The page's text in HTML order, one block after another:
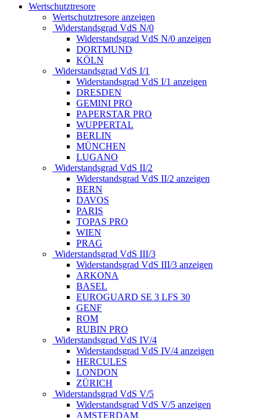
Wertschutztresore
Wertschutztresore anzeigen
Widerstandsgrad VdS N/0
Widerstandsgrad VdS N/0 anzeigen
DORTMUND
KÖLN
Widerstandsgrad VdS I/1
Widerstandsgrad VdS I/1 anzeigen
DRESDEN
GEMINI PRO
PAPERSTAR PRO
WUPPERTAL
BERLIN
MÜNCHEN
LUGANO
Widerstandsgrad VdS II/2
Widerstandsgrad VdS II/2 anzeigen
BERN
DAVOS
PARIS
TOPAS PRO
WIEN
PRAG
Widerstandsgrad VdS III/3
Widerstandsgrad VdS III/3 anzeigen
ARKONA
BASEL
EUROGUARD SE 3 LFS 30
GENF
ROM
RUBIN PRO
Widerstandsgrad VdS IV/4
Widerstandsgrad VdS IV/4 anzeigen
HERCULES
LONDON
ZÜRICH
Widerstandsgrad VdS V/5
Widerstandsgrad VdS V/5 anzeigen
AMSTERDAM